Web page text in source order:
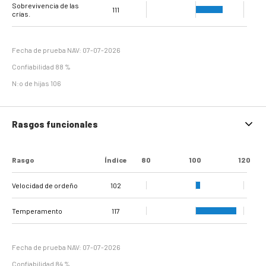
Ulcera Plantar
Hemorragia plantar
Erosión del Talón
Dermatitis
Interdigital
Hiperplasia
interdigital.
Separación de la
Línea Blanca
Pezuña tirabuzón
Sobrevivencia de las
crías.
111
Fecha de prueba NAV: 07-07-2026
Confiabilidad 88 %
N:o de hijas 106
Rasgos funcionales
Rasgo Índice 80 100 120
Velocidad de ordeño 102
Temperamento 117
Fecha de prueba NAV: 07-07-2026
Confiabilidad 84 %